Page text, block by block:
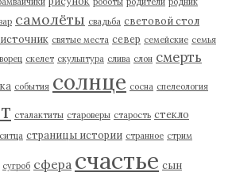
самолёты свадьба световой стол
святые места север семейские семья
скелет скульптура слива слон смерть
события солнце сосна спелеология
сталактиты староверы старость стекло
страницы истории странное стрим
сугроб сфера счастье сын